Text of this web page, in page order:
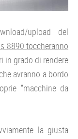
upload del
8890 toccheranno
in grado di rendere
avranno a bordo
“macchine da
la giusta